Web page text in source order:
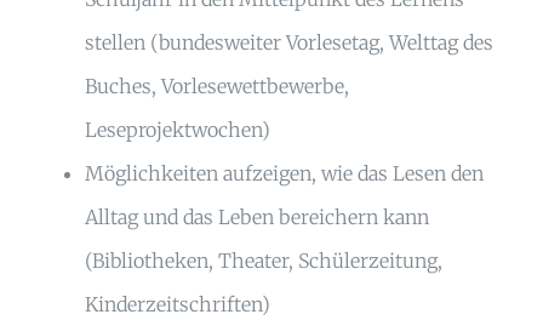
stellen (bundesweiter Vorlesetag, Welttag des
Buches, Vorlesewettbewerbe,
Leseprojektwochen)
Möglichkeiten aufzeigen, wie das Lesen den
Alltag und das Leben bereichern kann
(Bibliotheken, Theater, Schülerzeitung,
Kinderzeitschriften)